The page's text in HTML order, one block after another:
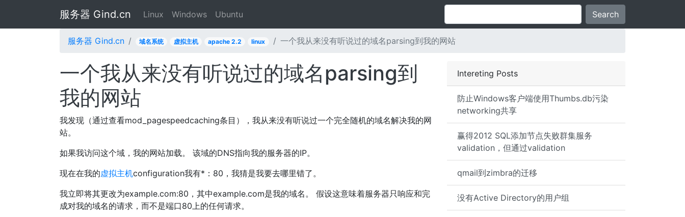
服务器 Gind.cn Linux Windows Ubuntu Search
服务器 Gind.cn 域名系统 虚拟主机 apache 2.2 linux 一个我从来没有听说过的域名parsing到我的网站
Intereting Posts
防止Windows客户端使用Thumbs.db污染
networking共享
赢得2012 SQL添加节点失败群集服务
validation，但通过validation
qmail到zimbra的迁移
没有Active Directory的用户组
一个我从来没有听说过的域名parsing到
我的网站
我发现（通过查看mod_pagespeedcaching条目），我从来没有听说过一个完全随机的域名解决我的网
站。
如果我访问这个域，我的网站加载。 该域的DNS指向我的服务器的IP。
现在在我的虚拟主机configuration我有*：80，我猜是我要去哪里错了。
我立即将其更改为example.com:80，其中example.com是我的域名。 假设这意味着服务器只响应和完
成对我的域名的请求，而不是端口80上的任何请求。